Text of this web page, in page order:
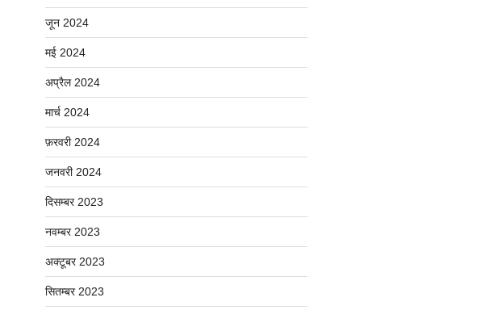
जून 2024
मई 2024
अप्रैल 2024
मार्च 2024
फ़रवरी 2024
जनवरी 2024
दिसम्बर 2023
नवम्बर 2023
अक्टूबर 2023
सितम्बर 2023